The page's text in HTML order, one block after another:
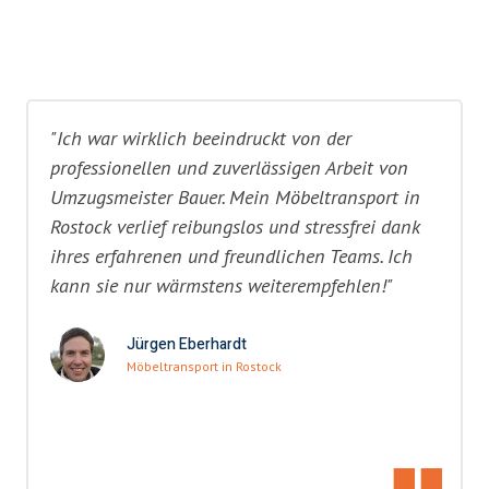
"Ich war wirklich beeindruckt von der
professionellen und zuverlässigen Arbeit von
Umzugsmeister Bauer. Mein Möbeltransport in
Rostock verlief reibungslos und stressfrei dank
ihres erfahrenen und freundlichen Teams. Ich
kann sie nur wärmstens weiterempfehlen!"
Jürgen Eberhardt
Möbeltransport in Rostock